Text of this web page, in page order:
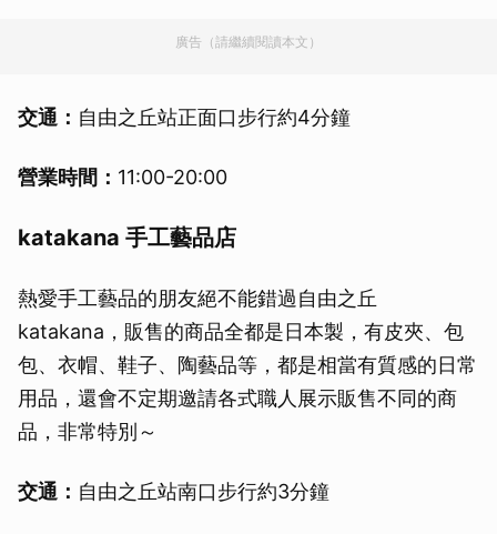
廣告（請繼續閱讀本文）
交通： 自由之丘站正面口步行約4分鐘
營業時間： 11:00-20:00
katakana 手工藝品店
熱愛手工藝品的朋友絕不能錯過自由之丘
katakana，販售的商品全都是日本製，有皮夾、包
包、衣帽、鞋子、陶藝品等，都是相當有質感的日常
用品，還會不定期邀請各式職人展示販售不同的商
品，非常特別～
交通： 自由之丘站南口步行約3分鐘